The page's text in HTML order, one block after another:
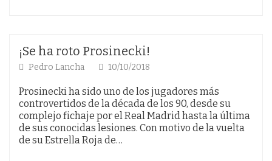
¡Se ha roto Prosinecki!
Pedro Lancha 10/10/2018
Prosinecki ha sido uno de los jugadores más
controvertidos de la década de los 90, desde su
complejo fichaje por el Real Madrid hasta la última
de sus conocidas lesiones. Con motivo de la vuelta
de su Estrella Roja de…